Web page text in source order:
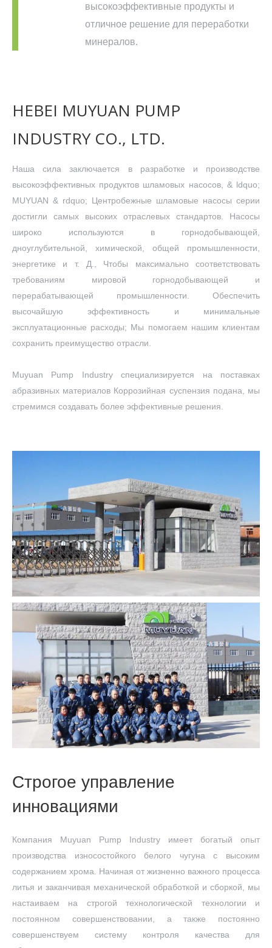
высокоэффективные продукты и
отличное решение для переработки
минералов.
HEBEI MUYUAN PUMP
INDUSTRY CO., LTD.
Наша сила заключается в разработке и производстве
высокоэффективных продуктов шламовых насосов, & ldquo;
MUYUAN & rdquo; Центробежные шламовые насосы серии
достигли самых высоких отраслевых стандартов. Насосы
широко используются в горнодобывающей,
дноуглубительной, химической, общей промышленности,
энергетике и т. Д., Чтобы максимально соответствовать
требованиям мировой горнодобывающей и
перерабатывающей промышленности. Обеспечить
высочайшую эффективность и минимальные
эксплуатационные расходы; Мы помогаем нашим клиентам
сохранить преимущество отрасли.
Muyuan Pump Industry специализируется на поставках
абразивных материалов Коррозийная суспензия подана, мы
стремимся создавать более эффективные решения.
Строгое управление
инновациями
Компания Muyuan Pump Industry имеет богатый опыт
производства износостойкого белого чугуна с высоким
содержанием хрома. Начиная от жизненно важного процесса
литья и заканчивая механической обработкой и сборкой, мы
настаиваем на строгой технологической технологии и
постоянном совершенствовании, а также постоянно
совершенствуем систему контроля качества для